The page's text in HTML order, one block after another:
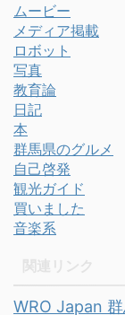
ムービー
メディア掲載
ロボット
写真
教育論
日記
本
群馬県のグルメ
自己啓発
観光ガイド
買いました
音楽系
WRO Japan